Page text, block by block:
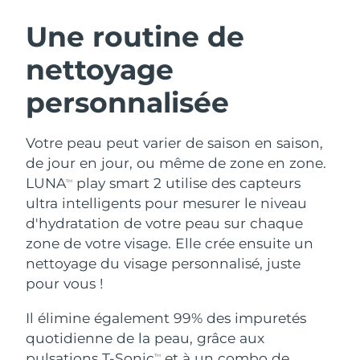
Une routine de
nettoyage
personnalisée
Votre peau peut varier de saison en saison,
de jour en jour, ou même de zone en zone.
LUNATM
play smart 2 utilise des capteurs
ultra intelligents pour mesurer le niveau
d'hydratation de votre peau sur chaque
zone de votre visage. Elle crée ensuite un
nettoyage du visage personnalisé, juste
pour vous !
Il élimine également 99% des impuretés
quotidienne de la peau, grâce aux
TM
Nettoyage du visage
Anti-aging massage
LUNA™ 4 Plus
Massage, LED heating
LUNA™ 4 Men
Lifting
Microcurrent toning
BEAR™ 2 go
Microcurrent toning on-the-go
BEAR™ 2 eyes & lips
Hydratation
UFO™ 3 coffret
Deep facial hydration
Near-infrared and red light therapy
device
Soin bucco-dentaire
issa™ 4
Hybrid silicone sonic toothbrush
Smart hybrid silicone sonic toothbrush
FAQ™ TRAITEMENT ANTI-ÂGE
Anti-âge Traitements LED
Autriche Livraison estimée
Bahreïn
Belgique Livraison estimée
Bermudes Livraison estimée8/15/26
Bosnie-Herzégovine Livraison estimée
Brunei
Bulgarie Livraison estimée8/9/26
Canada
Chili Livraison estimée8/13/26